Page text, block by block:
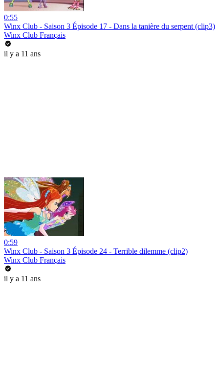
0:55
Winx Club - Saison 3 Épisode 17 - Dans la tanière du serpent (clip3)
Winx Club Français
il y a 11 ans
0:59
Winx Club - Saison 3 Épisode 24 - Terrible dilemme (clip2)
Winx Club Français
il y a 11 ans